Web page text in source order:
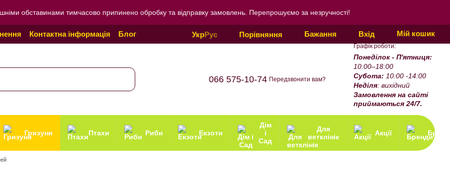
обставинами тимчасово припинено обробку та відправку замовлень. Перепрошуємо за незручності!
Контактна інформація
Блог
УкрРус Порівняння Бажання Вхід Мій кошик
066 575-10-74 Передзвонити вам?
Графік роботи:
Понеділок - П'ятниця:
10:00–18:00
Субота: 10:00 -14:00
Неділя: вихідний
Замовлення на сайті
приймаються 24/7.
Гризуни Птахи Риби Екзоти
Дім
і
Сад
Для
ветклінік
Акції